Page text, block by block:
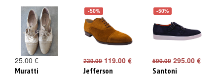
25.00 €
Muratti
-50%
239.00119.00 €
Jefferson
-50%
590.00295.00 €
Santoni